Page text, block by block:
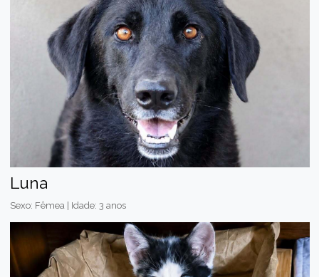
Luna
Sexo: Fêmea | Idade: 3 anos